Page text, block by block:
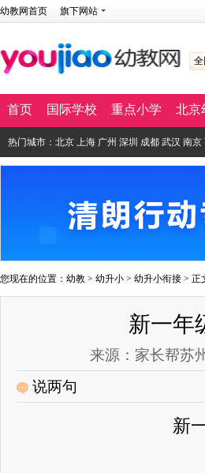
幼教网首页 旗下网站
首页 国际学校 重点小学 北京
热门城市： 北京 上海 广州 深圳 成都 武汉 南京
您现在的位置： 幼教 > 幼升小 > 幼升小衔接 > 正
新一年
来源：家长帮苏
说两句
新